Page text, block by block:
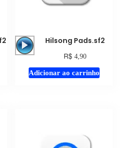
Tocador
áudio
Hilsong Pads.sf2
R$ 4,90
Adicionar ao carrinho